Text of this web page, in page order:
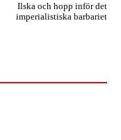
Ilska och hopp inför det
imperialistiska barbariet